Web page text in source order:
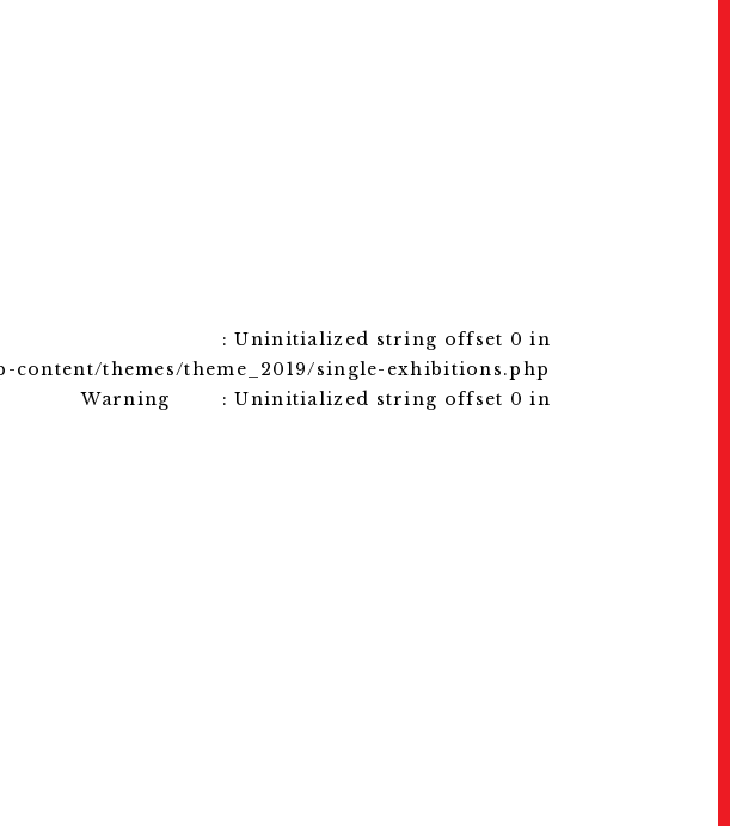
: Uninitialized string offset 0 in
themes/theme_2019/single-exhibitions.php
Warning : Uninitialized string offset 0 in